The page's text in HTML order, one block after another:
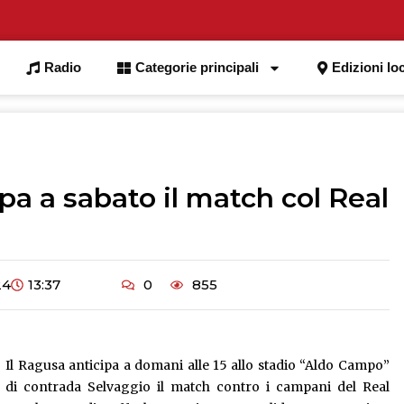
Radio Categorie principali Edizioni
a sabato il match col Real
13:37 0 855
Il Ragusa anticipa a domani alle 15 allo stadio “Aldo Campo”
di contrada Selvaggio il match contro i campani del Real